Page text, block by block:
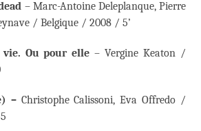
– Marc-Antoine Deleplanque, Pierre
/ Belgique / 2008 / 5’
Ou pour elle – Vergine Keaton /
– Christophe Calissoni, Eva Offredo /